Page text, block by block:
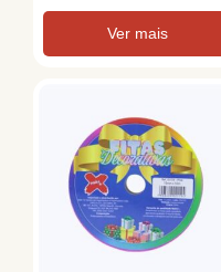
Ver mais